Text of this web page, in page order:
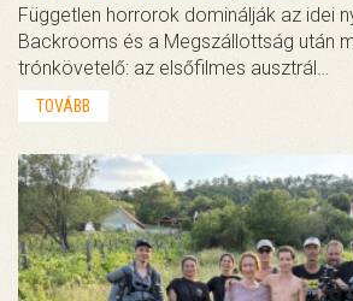
Független horrorok dominálják az idei
Backrooms és a Megszállottság után
trónkövetelő: az elsőfilmes ausztrál…
TOVÁBB